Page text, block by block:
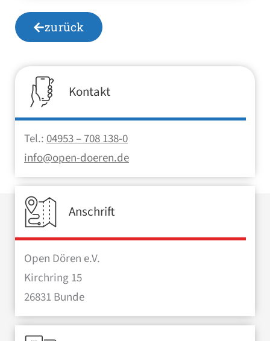
zurück
Kontakt
Tel.:04953 – 708 138-0
info@open-doeren.de
Anschrift
Open Dören e.V.
Kirchring 15
26831 Bunde